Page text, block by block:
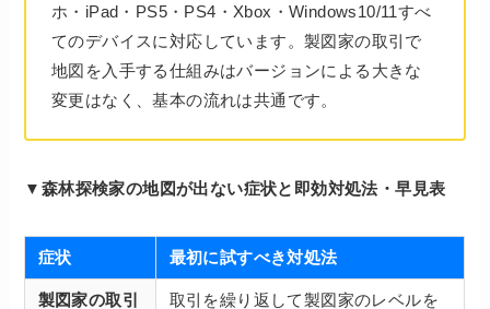
ホ・iPad・PS5・PS4・Xbox・Windows10/11すべ
てのデバイスに対応しています。製図家の取引で
地図を入手する仕組みはバージョンによる大きな
変更はなく、基本の流れは共通です。
▼森林探検家の地図が出ない症状と即効対処法・早見表
症状 最初に試すべき対処法
製図家の取引
取引を繰り返して製図家のレベルを